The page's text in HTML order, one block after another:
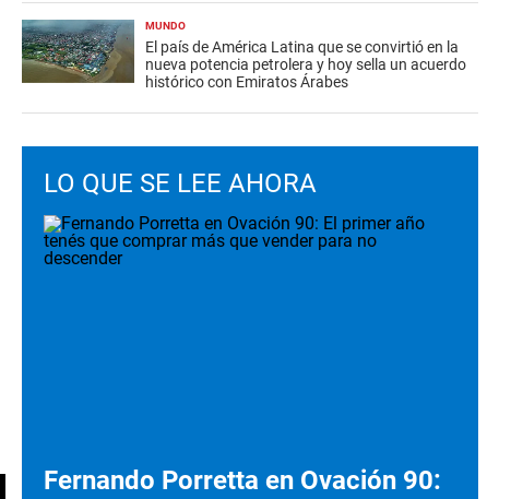
MUNDO
El país de América Latina que se convirtió en la
nueva potencia petrolera y hoy sella un acuerdo
histórico con Emiratos Árabes
LO QUE SE LEE AHORA
Fernando Porretta en Ovación 90: